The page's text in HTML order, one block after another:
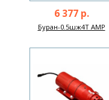
6 377 р.
Буран-0.5шж4Т АМР